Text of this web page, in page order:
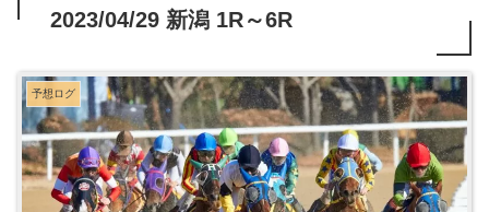
2023/04/29 新潟 1R～6R
予想ログ